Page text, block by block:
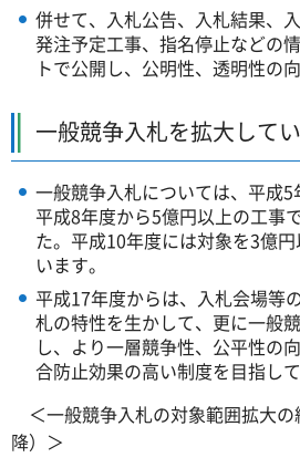
併せて、入札公告、入札結果、
発注予定工事、指名停止などの
トで公開し、公明性、透明性の
一般競争入札を拡大してい
一般競争入札については、平成5
平成8年度から5億円以上の工事
た。平成10年度には対象を3億
います。
平成17年度からは、入札会場等
札の特性を生かして、更に一般
し、より一層競争性、公平性の
合防止効果の高い制度を目指して
＜一般競争入札の対象範囲拡大
降）＞